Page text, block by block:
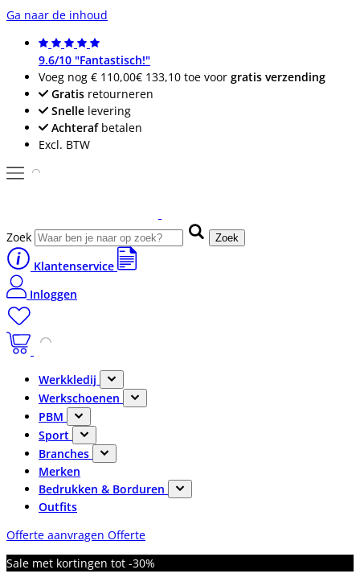
Ga naar de inhoud
9.6/10 "Fantastisch!"
Voeg nog € 110,00€ 133,10 toe voor gratis verzending
Gratis retourneren
Snelle levering
Achterafbetalen
Excl. BTW
Zoek Zoek
Klantenservice
Inloggen
Werkkledij
Werkschoenen
PBM
Sport
Branches
Merken
Bedrukken & Borduren
Outfits
Offerte aanvragen Offerte
Sale met kortingen tot -30%